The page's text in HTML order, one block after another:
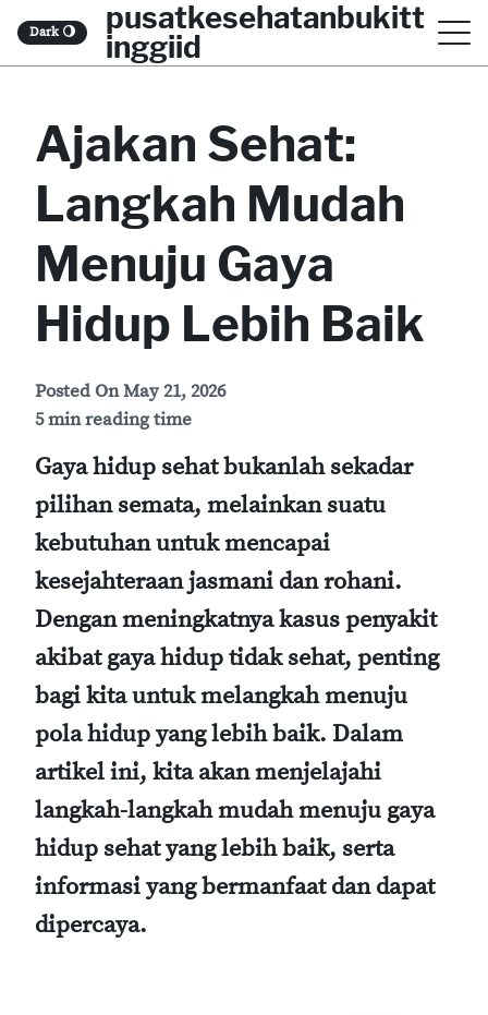
Dark 🌖 pusatkesehatanbukitt
inggiid
Ajakan Sehat:
Langkah Mudah
Menuju Gaya
Hidup Lebih Baik
Posted OnMay 21, 2026
5 min reading time
Gaya hidup sehat bukanlah sekadar
pilihan semata, melainkan suatu
kebutuhan untuk mencapai
kesejahteraan jasmani dan rohani.
Dengan meningkatnya kasus penyakit
akibat gaya hidup tidak sehat, penting
bagi kita untuk melangkah menuju
pola hidup yang lebih baik. Dalam
artikel ini, kita akan menjelajahi
langkah-langkah mudah menuju gaya
hidup sehat yang lebih baik, serta
informasi yang bermanfaat dan dapat
dipercaya.